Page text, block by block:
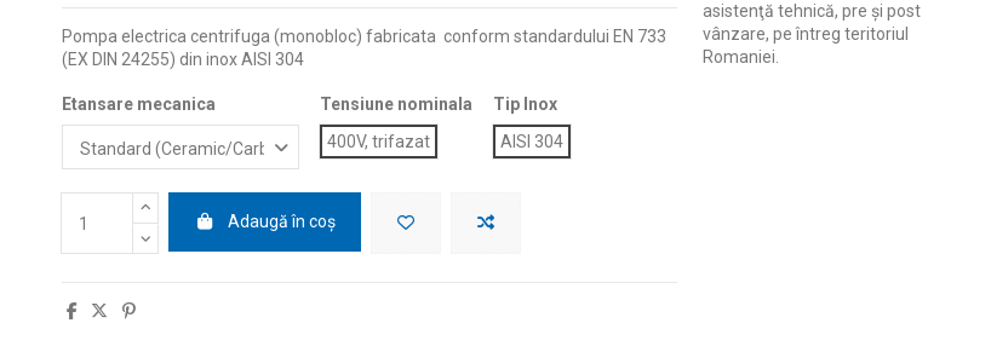
Pompa electrica centrifuga (monobloc) fabricata conform standardului EN 733
(EX DIN 24255) din inox AISI 304
Etansare mecanica
Tensiune nominala
400V, trifazat
Tip Inox
AISI 304
Adaugă în coș
asistenţă tehnică, pre şi post
vânzare, pe întreg teritoriul
Romaniei.